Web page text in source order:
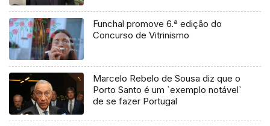
Funchal promove 6.ª edição do
Concurso de Vitrinismo
Marcelo Rebelo de Sousa diz que o
Porto Santo é um `exemplo notável`
de se fazer Portugal